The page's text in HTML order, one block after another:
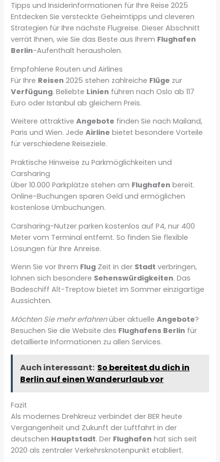
Tipps und Insiderinformationen für Ihre Reise 2025
Entdecken Sie versteckte Geheimtipps und cleveren
Strategien für Ihre nächste Flugreise. Dieser Abschnitt
verrät Ihnen, wie Sie das Beste aus Ihrem Flughafen
Berlin-Aufenthalt herausholen.
Empfohlene Routen und Airlines
Für Ihre Reisen 2025 stehen zahlreiche Flüge zur
Verfügung. Beliebte Linien führen nach Oslo ab 117
Euro oder Istanbul ab gleichem Preis.
Weitere attraktiveAngebote finden Sie nach Mailand,
Paris und Wien. JedeAirline bietet besondere Vorteile
für verschiedene Reiseziele.
Praktische Hinweise zu Parkmöglichkeiten und
Carsharing
Über 10.000 Parkplätze stehen am Flughafen bereit.
Online-Buchungen sparen Geld und ermöglichen
kostenlose Umbuchungen.
Carsharing-Nutzer parken kostenlos auf P4, nur 400
Meter vom Terminal entfernt. So finden Sie flexible
Lösungen für Ihre Anreise.
Wenn Sie vor Ihrem Flug Zeit in der Stadt verbringen,
lohnen sich besondere Sehenswürdigkeiten. Das
Badeschiff Alt-Treptow bietet im Sommer einzigartige
Aussichten.
Möchten Sie mehr erfahrenüber aktuelleAngebote?
Besuchen Sie die Website des Flughafens Berlin für
detaillierte Informationen zu allen Services.
Auch interessant: So bereitest du dich in
Berlin auf einen Wanderurlaub vor
Fazit
Als modernes Drehkreuz verbindet der BER heute
Vergangenheit und Zukunft der Luftfahrt in der
deutschen Hauptstadt. Der Flughafen hat sich seit
2020 als zentraler Verkehrsknotenpunkt etabliert.